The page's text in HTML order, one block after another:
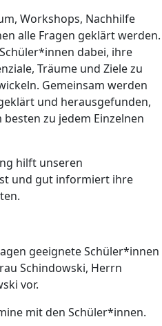
Workshops, Nachhilfe
alle Fragen geklärt werden.
dabei, ihre
Träume und Ziele zu
Gemeinsam werden
und herausgefunden,
zu jedem Einzelnen
hilft unseren
und gut informiert ihre
geeignete Schüler*innen
Schindowski, Herrn
vor.
mit den Schüler*innen.